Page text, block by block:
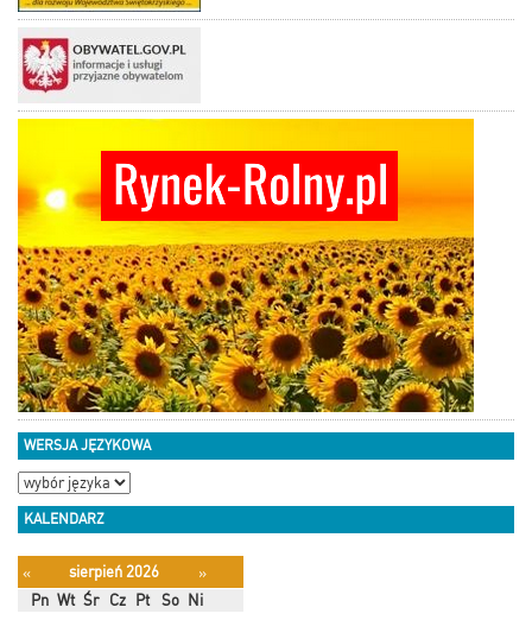
WERSJA JĘZYKOWA
KALENDARZ
« sierpień 2026
»
Pn Wt Śr Cz Pt So Ni